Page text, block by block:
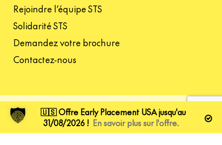
Rejoindre l’équipe STS
Solidarité STS
Demandez votre brochure
Contactez-nous
facebooklinkedinyoutubeinstagramtiktok
🇺🇸 Offre Early Placement USA jusqu'au
31/08/2026 ! En savoir plus sur l'offre.